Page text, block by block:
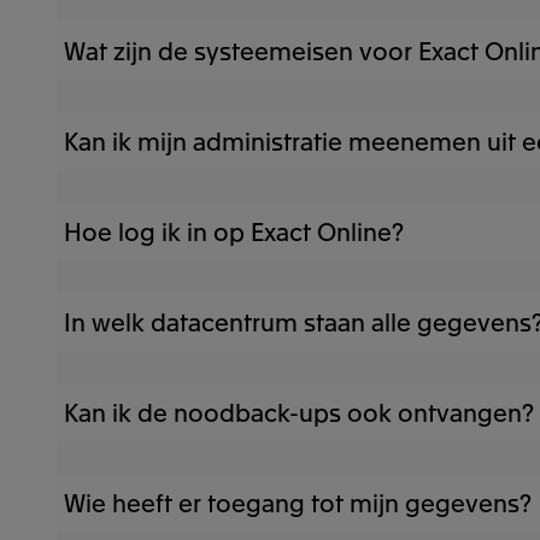
Wat zijn de systeemeisen voor Exact
Bekijk de systeemeisen voor Exact Online
Kan ik mijn administratie meenemen uit
Zeker! Overstappen vanuit een ander
heeft Exact een
Hoe log ik in op Exact Online?
Ga naar en vul hier de
In welk datacentrum staan alle
De data van Exact Online administraties
PDF’s, afbeeldingen en andere bestanden
Veiligheid en betrouwbaarheid hebben beide
Kan ik de noodback-ups ook ontvangen?
Het maken van nood back-ups van je
kunnen nood back-ups niet aan je verstrekt
Wie heeft er toegang tot mijn gegevens?